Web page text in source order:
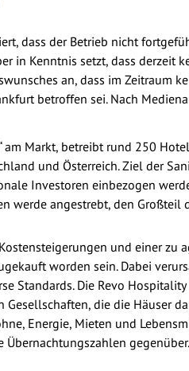
dass der Betrieb nicht
in Kenntnis setzt, dass derzeit
an, dass im Zeitraum
betroffen sei. Nach
Markt, betreibt rund 250
und Österreich. Ziel der
Investoren einbezogen
werde angestrebt, den
und einer zu
worden sein. Dabei
Standards. Die Revo
die die Häuser
Energie, Mieten und